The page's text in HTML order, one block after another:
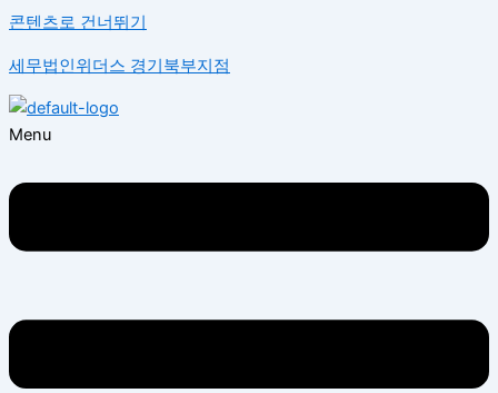
콘텐츠로 건너뛰기
세무법인위더스 경기북부지점
Menu